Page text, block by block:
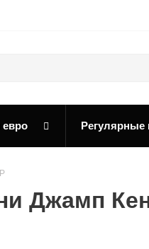
Регулярные
Джамп